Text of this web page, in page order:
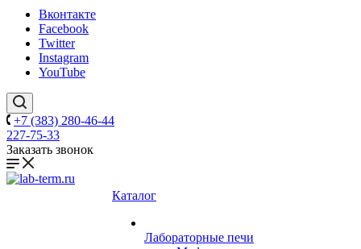
Вконтакте
Facebook
Twitter
Instagram
YouTube
+7 (383) 280-46-44
227-75-33
Заказать звонок
Каталог
Лабораторные печи